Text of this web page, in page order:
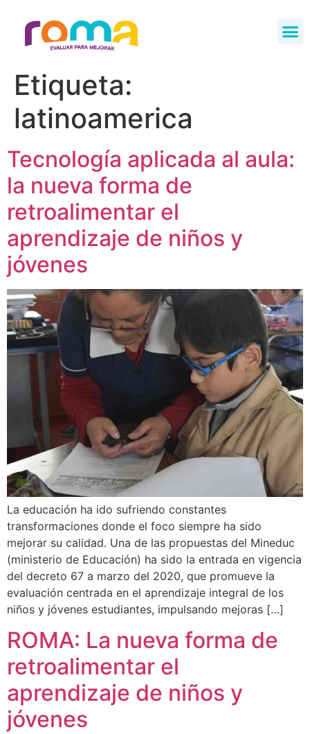
Etiqueta:
latinoamerica
Tecnología aplicada al aula:
la nueva forma de
retroalimentar el
aprendizaje de niños y
jóvenes
La educación ha ido sufriendo constantes
transformaciones donde el foco siempre ha sido
mejorar su calidad. Una de las propuestas del Mineduc
(ministerio de Educación) ha sido la entrada en vigencia
del decreto 67 a marzo del 2020, que promueve la
evaluación centrada en el aprendizaje integral de los
niños y jóvenes estudiantes, impulsando mejoras […]
ROMA: La nueva forma de
retroalimentar el
aprendizaje de niños y
jóvenes